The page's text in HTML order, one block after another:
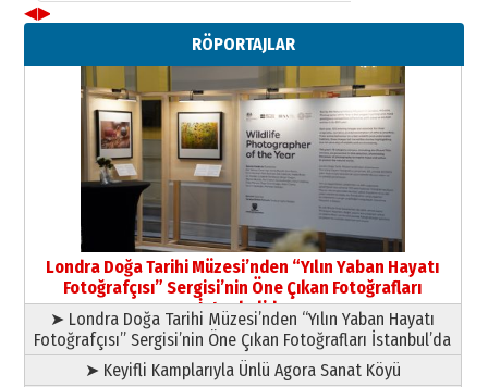
Neşat YALÇIN
Paranın Aile Kültüründeki Yeri
03 Ağustos 2026 Pazartesi
Yıldırım Gündoğdu
HAVVA’NIN ÜÇ KIZI
09 Temmuz 2026 Perşembe
Yusuf POLAT
Şampiyonluk Sebahattin Şirin’e
yazar
11 Mayıs 2026 Pazartesi
◀▶
RÖPORTAJLAR
Londra Doğa Tarihi Müzesi’nden “Yılın Yaban Hayatı
Fotoğrafçısı” Sergisi’nin Öne Çıkan Fotoğrafları
İstanbul’da
➤ Londra Doğa Tarihi Müzesi’nden “Yılın Yaban Hayatı
Fotoğrafçısı” Sergisi’nin Öne Çıkan Fotoğrafları İstanbul’da
➤ Keyifli Kamplarıyla Ünlü Agora Sanat Köyü